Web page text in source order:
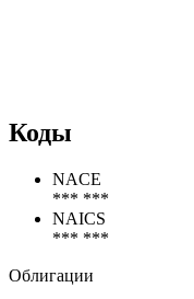
Коды
NACE
*** ***
NAICS
*** ***
Облигации